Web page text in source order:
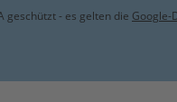
geschützt - es gelten die Google-